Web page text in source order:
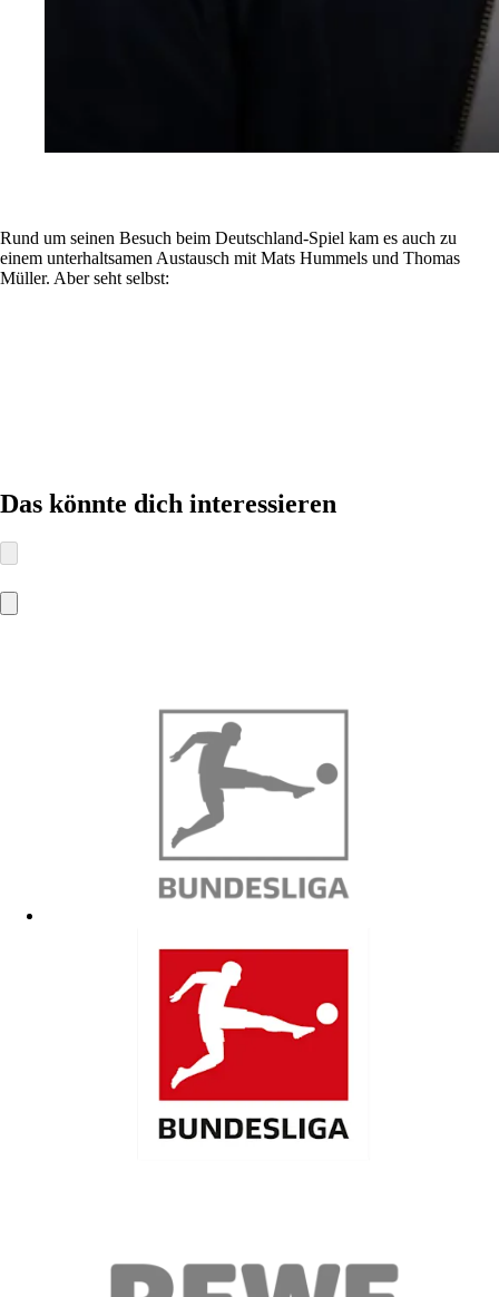
Rund um seinen Besuch beim Deutschland-Spiel kam es auch zu
einem unterhaltsamen Austausch mit Mats Hummels und Thomas
Müller. Aber seht selbst:
Das könnte dich interessieren